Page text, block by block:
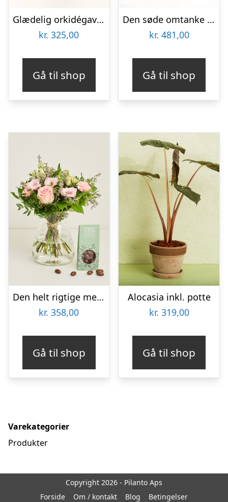
Glædelig orkidégave – Send blomster med Bloomit
kr. 325,00
Gå til shop
Den søde omtanke med Zinfandel
kr. 481,00
Gå til shop
Den helt rigtige med flødechokolade mandler
kr. 358,00
Gå til shop
Alocasia inkl. potte
kr. 319,00
Gå til shop
Varekategorier
Produkter
Copyright 2026 - Pilanto Aps
Forside
Om / kontakt Blog Betingelser